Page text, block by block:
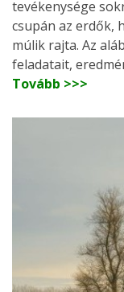
tevékenysége
csupán az erdők,
múlik rajta. Az
feladatait,
Tovább >>>